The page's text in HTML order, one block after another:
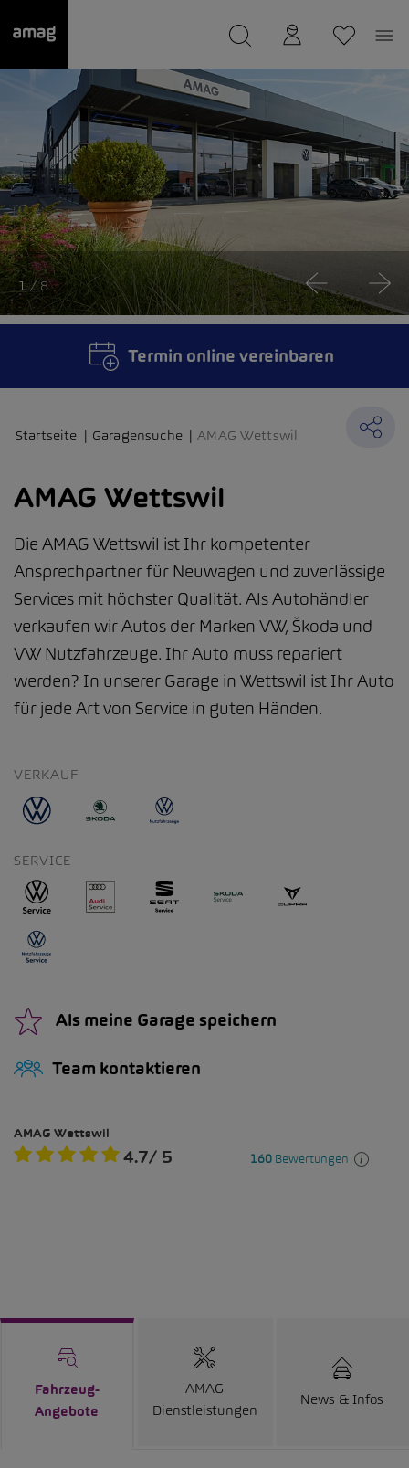
wurde als Ihre Garage gespeichert.
Startseite Garagensuche AMAG Wettswil
AMAG Wettswil
Die AMAG Wettswil ist Ihr kompetenter
Ansprechpartner für Neuwagen und zuverlässige
Services mit höchster Qualität. Als Autohändler
verkaufen wir Autos der Marken VW, Škoda und
VW Nutzfahrzeuge. Ihr Auto muss repariert
werden? In unserer Garage in Wettswil ist Ihr Auto
für jede Art von Service in guten Händen.
VERKAUF
SERVICE
Als meine Garage speichern
Team kontaktieren
1 / 8
Termin online vereinbaren
Fahrzeug-
Angebote
AMAG
Dienstleistungen
News & Infos